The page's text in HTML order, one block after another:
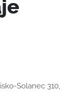
Solanec 310,